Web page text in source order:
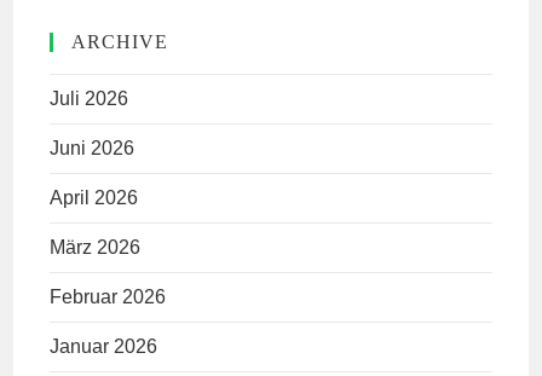
ARCHIVE
Juli 2026
Juni 2026
April 2026
März 2026
Februar 2026
Januar 2026